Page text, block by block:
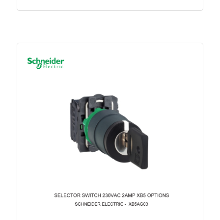
voltage Uimp
Degree of protection (IP)
400 Volt
Release characteristic D
Concurrently switching
FALSE
AC/DC
FALSE